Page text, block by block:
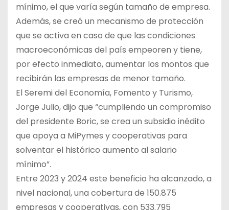
mínimo, el que varía según tamaño de empresa.
Además, se creó un mecanismo de protección
que se activa en caso de que las condiciones
macroeconómicas del país empeoren y tiene,
por efecto inmediato, aumentar los montos que
recibirán las empresas de menor tamaño.
El Seremi del Economía, Fomento y Turismo,
Jorge Julio, dijo que “cumpliendo un compromiso
del presidente Boric, se crea un subsidio inédito
que apoya a MiPymes y cooperativas para
solventar el histórico aumento al salario
mínimo”.
Entre 2023 y 2024 este beneficio ha alcanzado, a
nivel nacional, una cobertura de 150.875
empresas y cooperativas, con 533.795